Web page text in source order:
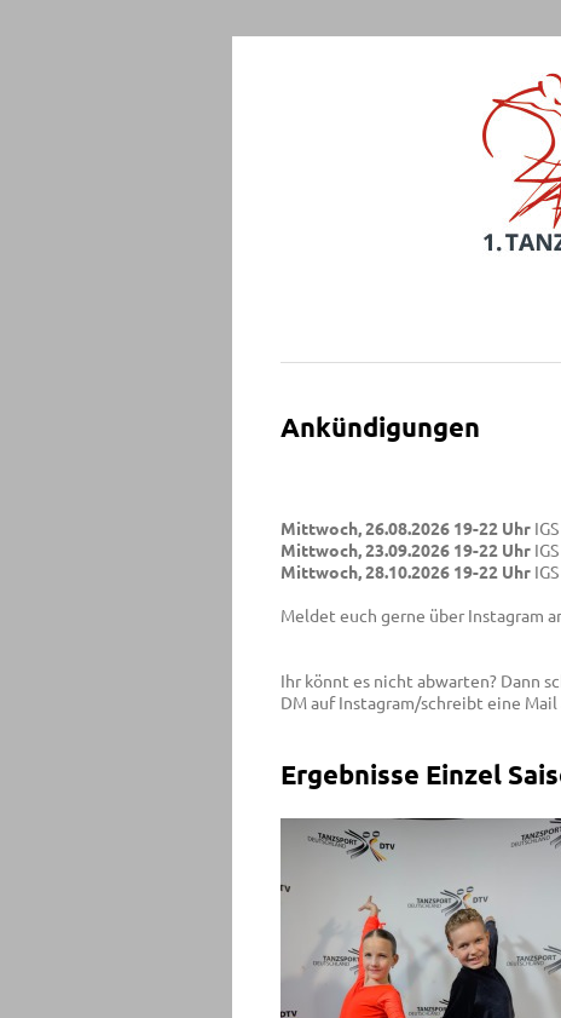
Ankündigungen
Mittwoch, 26.08.2026 19-22 Uhr
Mittwoch, 23.09.2026 19-22 Uhr
Mittwoch, 28.10.2026 19-22 Uhr
Meldet euch gerne über Instagram
Ihr könnt es nicht abwarten? Dann
DM auf Instagram/schreibt eine
Ergebnisse Einzel